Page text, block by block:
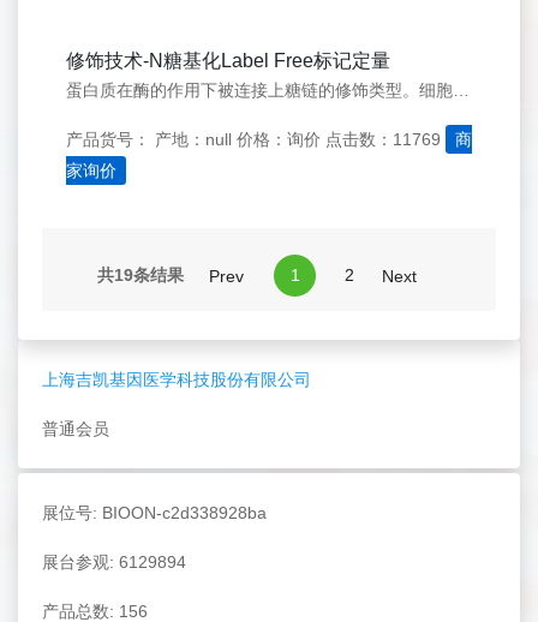
上海吉凯基因医学科技股份有限公司
普通会员
展位号: BIOON-c2d338928ba
展台参观: 6129894
产品总数: 156
修饰技术-N糖基化Label Free标记定量
产品货号： 产地：null 价格：询价 点击数：11769
商
家询价
共19条结果 Prev 1 2 Next